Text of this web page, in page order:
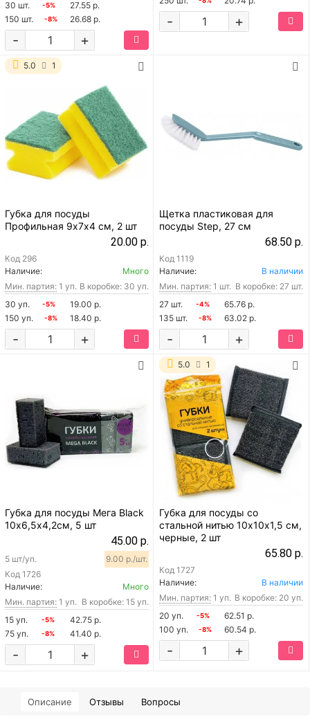
30 шт.
-5%
27.55 р.
150 шт.
-8% 26.68 р.
+
-
+
-
5.0 1
Губка для посуды
Профильная 9х7х4 см, 2 шт
20.00 р.
Код 296
Наличие:
Много
Мин. партия: 1 уп. В коробке: 30 уп.
30 уп.
-5%
19.00 р.
150 уп.
-8% 18.40 р.
+
-
Щетка пластиковая для
посуды Step, 27 см
68.50 р.
Код 1119
Наличие:
В наличии
Мин. партия: 1 шт. В коробке: 27 шт.
27 шт.
-4%
65.76 р.
135 шт.
-8% 63.02 р.
+
-
Губка для посуды Мега Black
10х6,5х4,2см, 5 шт
45.00 р.
Код 1726
5 шт/уп. 9.00 р./шт.
Наличие:
Много
Мин. партия: 1 уп. В коробке: 15 уп.
15 уп.
-5%
42.75 р.
75 уп.
-8% 41.40 р.
+
-
5.0 1
Губка для посуды со
стальной нитью 10х10х1,5 см,
черные, 2 шт
65.80 р.
Код 1727
Наличие:
В наличии
Мин. партия: 1 уп. В коробке: 20 уп.
20 уп.
-5%
62.51 р.
100 уп.
-8% 60.54 р.
+
-
Описание Отзывы Вопросы